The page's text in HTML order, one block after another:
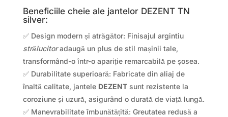
Beneficiile cheie ale jantelor DEZENT TN
silver:
✅ Design modern și atrăgător: Finisajul argintiu
strălucitoradaugă un plus de stil mașinii tale,
transformând-o într-o apariție remarcabilă pe șosea.
✅ Durabilitate superioară: Fabricate din aliaj de
înaltă calitate, jantele DEZENTsunt rezistente la
coroziune și uzură, asigurând o durată de viață lungă.
✅ Manevrabilitate îmbunătățită: Greutatea redusă a